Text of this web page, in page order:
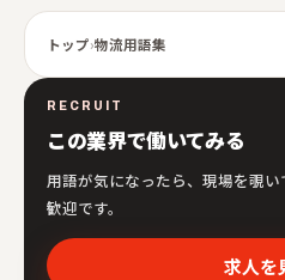
トップ›物流用語集
RECRUIT
この業界で働いてみる
用語が気になったら、現場を覗
歓迎です。
求人を